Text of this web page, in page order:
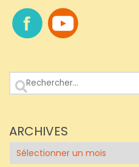
Rechercher :
ARCHIVES
Archives